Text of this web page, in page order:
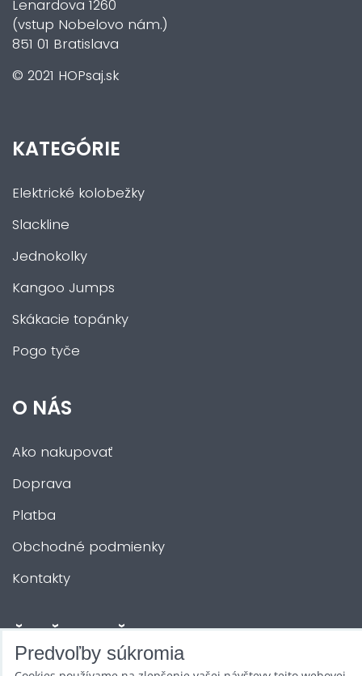
Lenardova 1260
(vstup Nobelovo nám.)
851 01 Bratislava
© 2021 HOPsaj.sk
KATEGÓRIE
Elektrické kolobežky
Slackline
Jednokolky
Kangoo Jumps
Skákacie topánky
Pogo tyče
O NÁS
Ako nakupovať
Doprava
Platba
Obchodné podmienky
Kontakty
ĎALŠIE SLUŽBY
Predvoľby súkromia